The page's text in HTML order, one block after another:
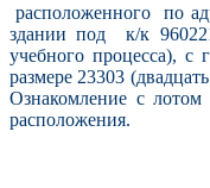
расположенного по
здании под к/к
учебного процесса), с
размере 23303
Ознакомление с лотом
расположения.